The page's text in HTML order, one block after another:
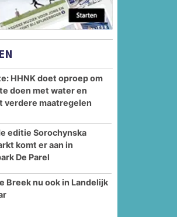
HHNK doet oproep om
doen met water en
verdere maatregelen
editie Sorochynska
komt er aan in
De Parel
Breek nu ook in Landelijk